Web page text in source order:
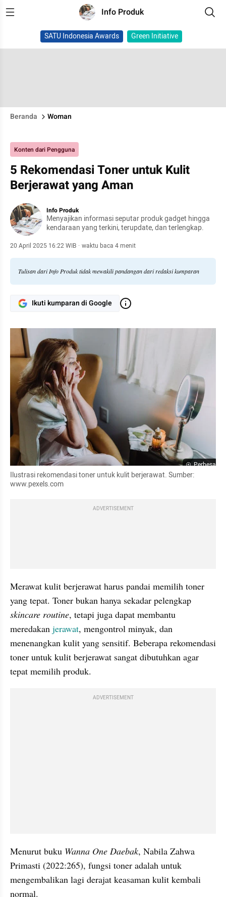
Info Produk
SATU Indonesia Awards Green Initiative
Beranda Woman
Konten dari Pengguna
5 Rekomendasi Toner untuk Kulit
Berjerawat yang Aman
Info Produk
Menyajikan informasi seputar produk gadget hingga
kendaraan yang terkini, terupdate, dan terlengkap.
20 April 2025 16:22 WIB · waktu baca 4 menit
Tulisan dari Info Produk tidak mewakili pandangan dari redaksi kumparan
Ikuti kumparan di Google
Perbesar
Ilustrasi rekomendasi toner untuk kulit berjerawat. Sumber:
www.pexels.com
ADVERTISEMENT
Merawat kulit berjerawat harus pandai memilih toner
skincare routine, tetapi juga dapat membantu
meredakan jerawat, mengontrol minyak, dan
menenangkan kulit yang sensitif. Beberapa rekomendasi
toner untuk kulit berjerawat sangat dibutuhkan agar
tepat memilih produk.
ADVERTISEMENT
Menurut buku Wanna One Daebak, Nabila Zahwa
Primasti (2022:265), fungsi toner adalah untuk
mengembalikan lagi derajat keasaman kulit kembali
normal.